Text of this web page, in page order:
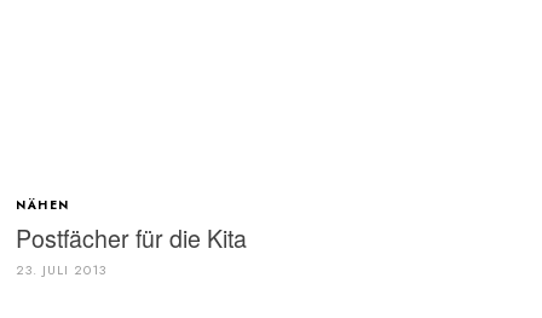
NÄHEN
Postfächer für die Kita
23. JULI 2013